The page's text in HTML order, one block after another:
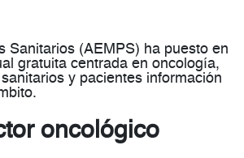
Sanitarios (AEMPS) ha puesto en
gratuita centrada en oncología,
y pacientes información
oncológico